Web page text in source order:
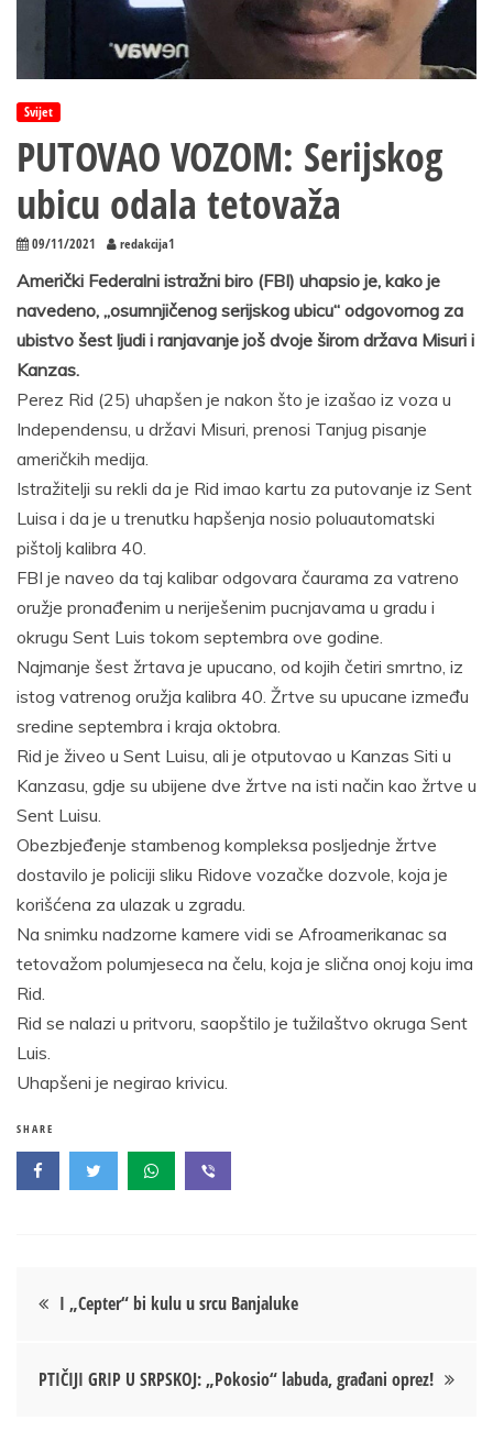
Svijet
PUTOVAO VOZOM: Serijskog
ubicu odala tetovaža
09/11/2021 redakcija1
Američki Federalni istražni biro (FBI) uhapsio je, kako je
navedeno, „osumnjičenog serijskog ubicu“ odgovornog za
ubistvo šest ljudi i ranjavanje još dvoje širom država Misuri i
Kanzas.
Perez Rid (25) uhapšen je nakon što je izašao iz voza u
Independensu, u državi Misuri, prenosi Tanjug pisanje
američkih medija.
Istražitelji su rekli da je Rid imao kartu za putovanje iz Sent
Luisa i da je u trenutku hapšenja nosio poluautomatski
pištolj kalibra 40.
FBI je naveo da taj kalibar odgovara čaurama za vatreno
oružje pronađenim u neriješenim pucnjavama u gradu i
okrugu Sent Luis tokom septembra ove godine.
Najmanje šest žrtava je upucano, od kojih četiri smrtno, iz
istog vatrenog oružja kalibra 40. Žrtve su upucane između
sredine septembra i kraja oktobra.
Rid je živeo u Sent Luisu, ali je otputovao u Kanzas Siti u
Kanzasu, gdje su ubijene dve žrtve na isti način kao žrtve u
Sent Luisu.
Obezbjeđenje stambenog kompleksa posljednje žrtve
dostavilo je policiji sliku Ridove vozačke dozvole, koja je
korišćena za ulazak u zgradu.
Na snimku nadzorne kamere vidi se Afroamerikanac sa
tetovažom polumjeseca na čelu, koja je slična onoj koju ima
Rid.
Rid se nalazi u pritvoru, saopštilo je tužilaštvo okruga Sent
Luis.
Uhapšeni je negirao krivicu.
SHARE
Кретање
I „Cepter“ bi kulu u srcu Banjaluke
PTIČIJI GRIP U SRPSKOJ: „Pokosio“ labuda, građani oprez!